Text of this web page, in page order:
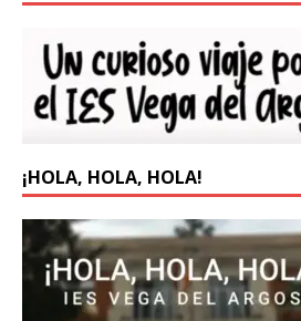
¡HOLA, HOLA, HOLA!